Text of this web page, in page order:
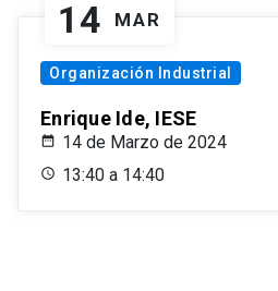
14 MAR
Organización Industrial
Enrique Ide, IESE
14 de Marzo de 2024
13:40 a 14:40